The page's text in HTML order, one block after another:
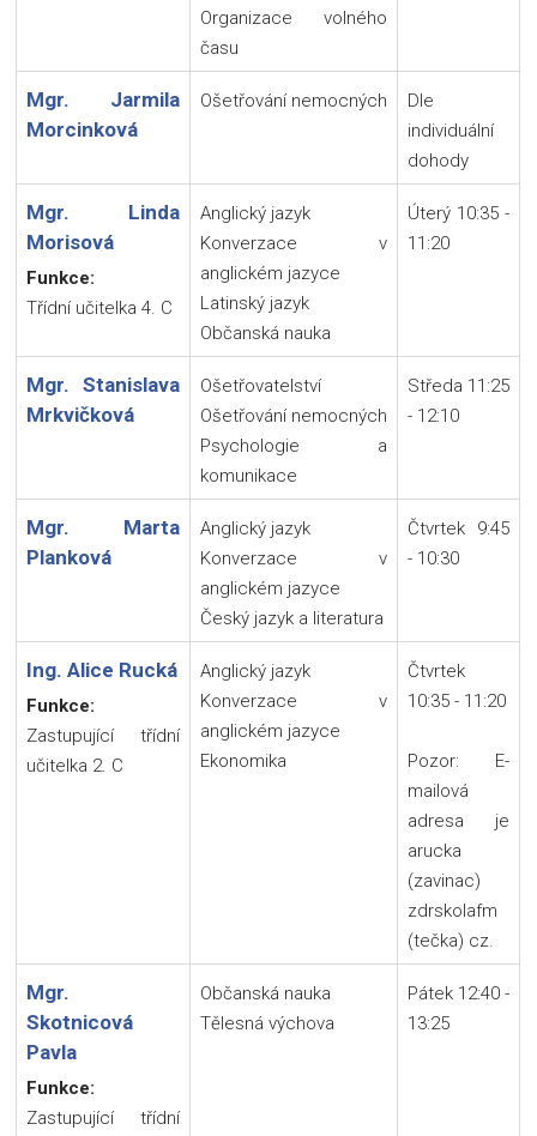
Organizace volného
času
Mgr. Jarmila
Morcinková
Ošetřování nemocných
Dle
individuální
dohody
Mgr. Linda
Morisová
Funkce:
Třídní učitelka 4. C
Anglický jazyk
Konverzace v
anglickém jazyce
Latinský jazyk
Občanská nauka
Úterý 10:35 -
11:20
Mgr. Stanislava
Mrkvičková
Ošetřovatelství
Ošetřování nemocných
Psychologie a
komunikace
Středa 11:25
- 12:10
Mgr. Marta
Planková
Anglický jazyk
Konverzace v
anglickém jazyce
Český jazyk a literatura
Čtvrtek 9:45
- 10:30
Ing. Alice Rucká
Funkce:
Zastupující třídní
učitelka 2. C
Anglický jazyk
Konverzace v
anglickém jazyce
Ekonomika
Čtvrtek
10:35 - 11:20
Pozor: E-
mailová
adresa je
arucka
(zavinac)
zdrskolafm
(tečka) cz.
Mgr.
Skotnicová
Pavla
Funkce:
Zastupující třídní
Občanská nauka
Tělesná výchova
Pátek 12:40 -
13:25